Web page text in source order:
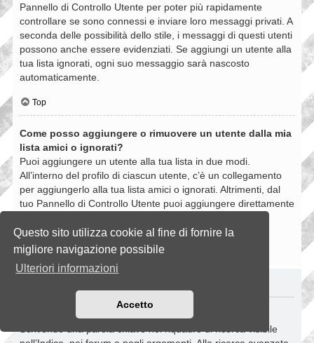
Questo sito utilizza cookie al fine di fornire la
migliore navigazione possibile
Ulteriori informazioni
Accetto
Pannello di Controllo Utente per poter più rapidamente
controllare se sono connessi e inviare loro messaggi privati. A
seconda delle possibilità dello stile, i messaggi di questi utenti
possono anche essere evidenziati. Se aggiungi un utente alla
tua lista ignorati, ogni suo messaggio sarà nascosto
automaticamente.
Top
Come posso aggiungere o rimuovere un utente dalla mia
lista amici o ignorati?
Puoi aggiungere un utente alla tua lista in due modi.
All’interno del profilo di ciascun utente, c’è un collegamento
per aggiungerlo alla tua lista amici o ignorati. Altrimenti, dal
tuo Pannello di Controllo Utente puoi aggiungere direttamente
rimuovere un utente dalla lista dalla stessa pagina.
Top
Come si fanno le ricerche nella Board?
Scrivendo una parola chiave nel riquadro di ricerca visibile